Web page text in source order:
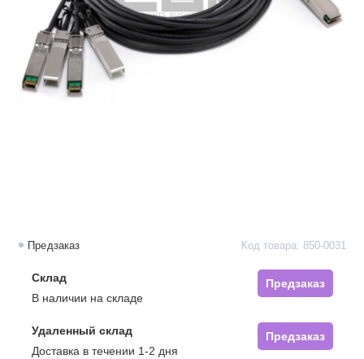
Предзаказ Код товара: 850-0031
Склад
Предзаказ
В наличии на складе
Удаленный склад
Предзаказ
Доставка в течении 1-2 дня